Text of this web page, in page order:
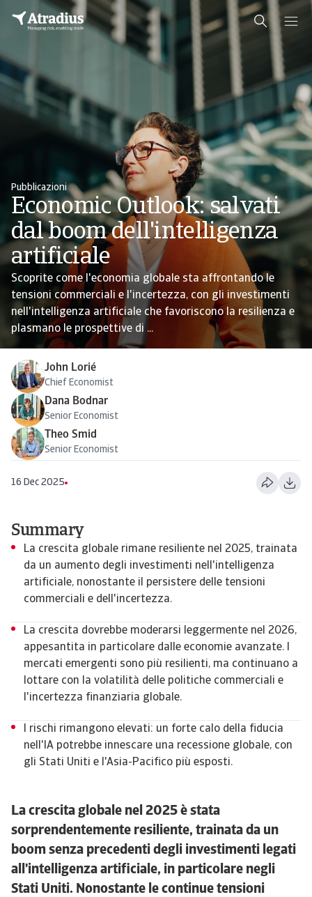
Pubblicazioni
Economic Outlook: salvati
dal boom dell'intelligenza
artificiale
Scoprite come l'economia globale sta affrontando le
tensioni commerciali e l'incertezza, con gli investimenti
nell'intelligenza artificiale che favoriscono la resilienza e
plasmano le prospettive di ...
John Lorié
Chief Economist
Dana Bodnar
Senior Economist
Theo Smid
Senior Economist
16 Dec 2025
La crescita globale nel 2025 è stata
sorprendentemente resiliente, trainata da un
boom senza precedenti degli investimenti legati
all'intelligenza artificiale, in particolare negli
Stati Uniti. Nonostante le continue tensioni
Summary
La crescita globale rimane resiliente nel 2025, trainata
da un aumento degli investimenti nell'intelligenza
artificiale, nonostante il persistere delle tensioni
commerciali e dell'incertezza.
La crescita dovrebbe moderarsi leggermente nel 2026,
appesantita in particolare dalle economie avanzate. I
mercati emergenti sono più resilienti, ma continuano a
lottare con la volatilità delle politiche commerciali e
l'incertezza finanziaria globale.
I rischi rimangono elevati: un forte calo della fiducia
nell'IA potrebbe innescare una recessione globale, con
gli Stati Uniti e l'Asia-Pacifico più esposti.